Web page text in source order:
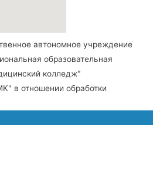
автономное учреждение
образовательная
колледж"
в отношении обработки